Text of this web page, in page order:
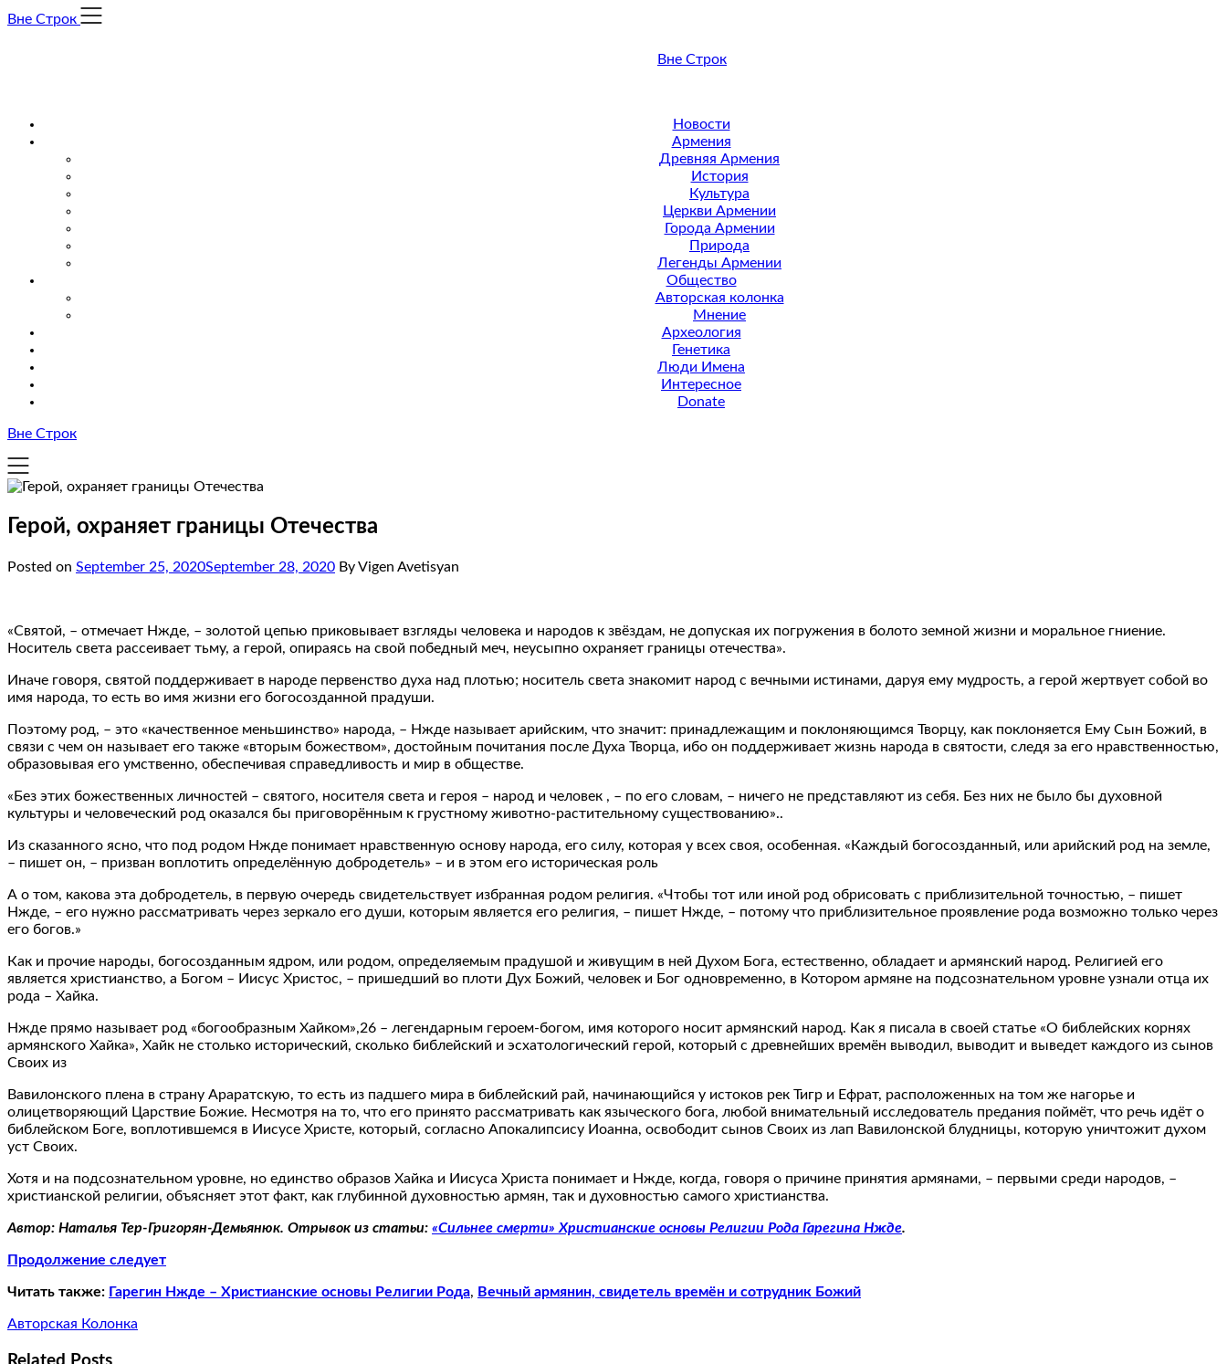
Skip
Вне Строк
Вне Строк
Новости
Армения
Древняя Армения
История
Культура
Церкви Армении
Города Армении
Природа
Легенды Армении
Общество
Авторская колонка
Мнение
Археология
Генетика
Люди Имена
Интересное
Donate
Вне Строк
Герой, охраняет границы Отечества
Posted on September 25, 2020September 28, 2020 By Vigen Avetisyan
«Святой, – отмечает Нжде, – золотой цепью приковывает взгляды человека и народов к звёздам, не допуская их погружения в болото земной жизни и моральное гниение.
Носитель света рассеивает тьму, а герой, опираясь на свой победный меч, неусыпно охраняет границы отечества».
Иначе говоря, святой поддерживает в народе первенство духа над плотью; носитель света знакомит народ с вечными истинами, даруя ему мудрость, а герой жертвует собой во
имя народа, то есть во имя жизни его богосозданной прадуши.
Поэтому род, – это «качественное меньшинство» народа, – Нжде называет арийским, что значит: принадлежащим и поклоняющимся Творцу, как поклоняется Ему Сын Божий, в
связи с чем он называет его также «вторым божеством», достойным почитания после Духа Творца, ибо он поддерживает жизнь народа в святости, следя за его нравственностью,
образовывая его умственно, обеспечивая справедливость и мир в обществе.
«Без этих божественных личностей – святого, носителя света и героя – народ и человек , – по его словам, – ничего не представляют из себя. Без них не было бы духовной
культуры и человеческий род оказался бы приговорённым к грустному животно-растительному существованию»..
Из сказанного ясно, что под родом Нжде понимает нравственную основу народа, его силу, которая у всех своя, особенная. «Каждый богосозданный, или арийский род на земле,
– пишет он, – призван воплотить определённую добродетель» – и в этом его историческая роль
А о том, какова эта добродетель, в первую очередь свидетельствует избранная родом религия. «Чтобы тот или иной род обрисовать с приблизительной точностью, – пишет
Нжде, – его нужно рассматривать через зеркало его души, которым является его религия, – пишет Нжде, – потому что приблизительное проявление рода возможно только через
его богов.»
Как и прочие народы, богосозданным ядром, или родом, определяемым прадушой и живущим в ней Духом Бога, естественно, обладает и армянский народ. Религией его
является христианство, а Богом – Иисус Христос, – пришедший во плоти Дух Божий, человек и Бог одновременно, в Котором армяне на подсознательном уровне узнали отца их
рода – Хайка.
Нжде прямо называет род «богообразным Хайком»,26 – легендарным героем-богом, имя которого носит армянский народ. Как я писала в своей статье «О библейских корнях
армянского Хайка», Хайк не столько исторический, сколько библейский и эсхатологический герой, который с древнейших времён выводил, выводит и выведет каждого из сынов
Своих из
Вавилонского плена в страну Араратскую, то есть из падшего мира в библейский рай, начинающийся у истоков рек Тигр и Ефрат, расположенных на том же нагорье и
олицетворяющий Царствие Божие. Несмотря на то, что его принято рассматривать как языческого бога, любой внимательный исследователь предания поймёт, что речь идёт о
библейском Боге, воплотившемся в Иисусе Христе, который, согласно Апокалипсису Иоанна, освободит сынов Своих из лап Вавилонской блудницы, которую уничтожит духом
уст Своих.
Хотя и на подсознательном уровне, но единство образов Хайка и Иисуса Христа понимает и Нжде, когда, говоря о причине принятия армянами, – первыми среди народов, –
христианской религии, объясняет этот факт, как глубинной духовностью армян, так и духовностью самого христианства.
Автор: Наталья Тер-Григорян-Демьянюк. Отрывок из статьи: «Сильнее смерти» Христианские основы Религии Рода Гарегина Нжде.
Продолжение следует
Читать также: Гарегин Нжде – Христианские основы Религии Рода, Вечный армянин, свидетель времён и сотрудник Божий
Авторская Колонка
Related Posts